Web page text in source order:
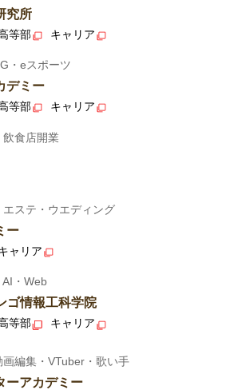
究所
等部 キャリア
・eスポーツ
デミー
等部 キャリア
食店開業
ステ・ウエディング
ー
ャリア
・Web
ゴ情報工科学院
等部 キャリア
編集・VTuber・歌い手
ーアカデミー